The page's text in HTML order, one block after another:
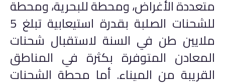
متعددة الأغراض، ومحطة للبحرية، ومحطة
للشحنات الصلبة بقدرة استيعابية تبلغ 5
ملايين طن في السنة لاستقبال شحنات
المعادن المتوفرة بكثرة في المناطق
القريبة من الميناء. أما محطة الشحنات